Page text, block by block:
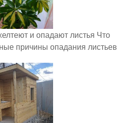
и опадают листья Что
причины опадания листьев